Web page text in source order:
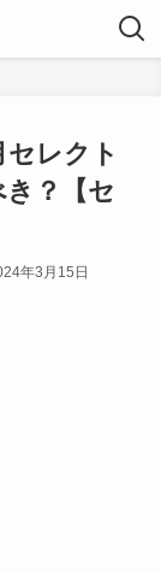
セレクト
？【セ
年3月15日